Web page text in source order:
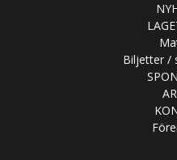
Biljetter /